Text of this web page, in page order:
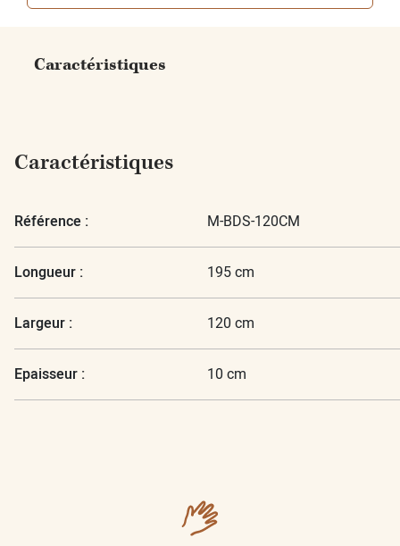
Caractéristiques
Caractéristiques
Référence : M-BDS-120CM
Longueur : 195 cm
Largeur : 120 cm
Epaisseur : 10 cm